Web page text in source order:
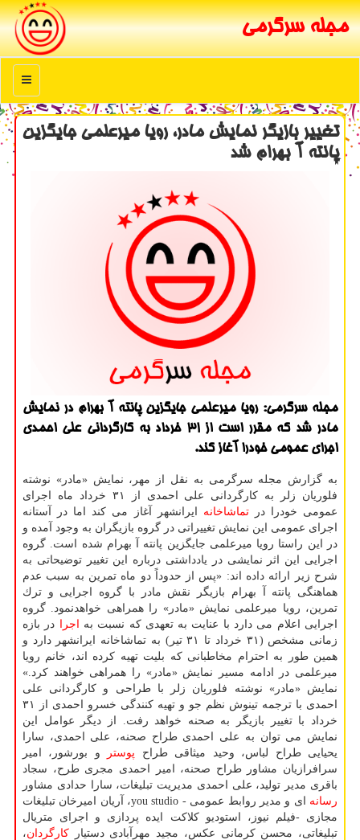
مجله سرگرمی
منو
تغییر بازیگر نمایش مادر، رویا میرعلمی جایگزین
پانته آ بهرام شد
مجله سرگرمی: رویا میرعلمی جایگزین پانته آ بهرام در نمایش
مادر شد كه مقرر است از 31 خرداد به كارگردانی علی احمدی
اجرای عمومی خودرا آغاز كند.
به گزارش مجله سرگرمی به نقل از مهر، نمایش «مادر» نوشته
فلوریان زلر به كارگردانی علی احمدی از ۳۱ خرداد ماه اجرای
عمومی خودرا درتماشاخانه ایرانشهر آغاز می كند اما در آستانه
اجرای عمومی این نمایش تغییراتی در گروه بازیگران به وجود آمده و
در این راستا رویا میرعلمی جایگزین پانته آ بهرام شده است. گروه
اجرایی این اثر نمایشی در یادداشتی درباره این تغییر توضیحاتی به
شرح زیر ارائه داده اند: «پس از حدوداً دو ماه تمرین به سبب عدم
هماهنگی پانته آ بهرام بازیگر نقش مادر با گروه اجرایی و ترك
تمرین، رویا میرعلمی نمایش «مادر» را همراهی خواهدنمود. گروه
اجرایی اعلام می دارد با عنایت به تعهدی كه نسبت به
اجرا
در بازه
زمانی مشخص (۳۱ خرداد تا ۳۱ تیر) به تماشاخانه ایرانشهر دارد و
همین طور به احترام مخاطبانی كه بلیت تهیه كرده اند، خانم رویا
میرعلمی در ادامه مسیر نمایش «مادر» را همراهی خواهند كرد.»
نمایش «مادر» نوشته فلوریان زلر با طراحی و كارگردانی علی
احمدی با ترجمه تینوش نظم جو و تهیه كنندگی خسرو احمدی از ۳۱
خرداد با تغییر بازیگر به صحنه خواهد رفت. از دیگر عوامل این
نمایش می توان به علی احمدی طراح صحنه، علی احمدی، سارا
یحیایی طراح لباس، وحید میثاقی طراح پوستر
و بورشور، امیر
سرافرازیان مشاور طراح صحنه، امیر احمدی مجری طرح، سجاد
باقری مدیر تولید، علی احمدی مدیریت تبلیغات، سارا حدادی مشاور
رسانه
ای و مدیر روابط عمومی - you studio، آریان امیرخان تبلیغات
مجازی -فیلم نیوز، استودیو كلاكت ایده پردازی و اجرای متریال
تبلیغاتی، محسن كرمانی عكس، مجید مهرآبادی دستیار كارگردان،